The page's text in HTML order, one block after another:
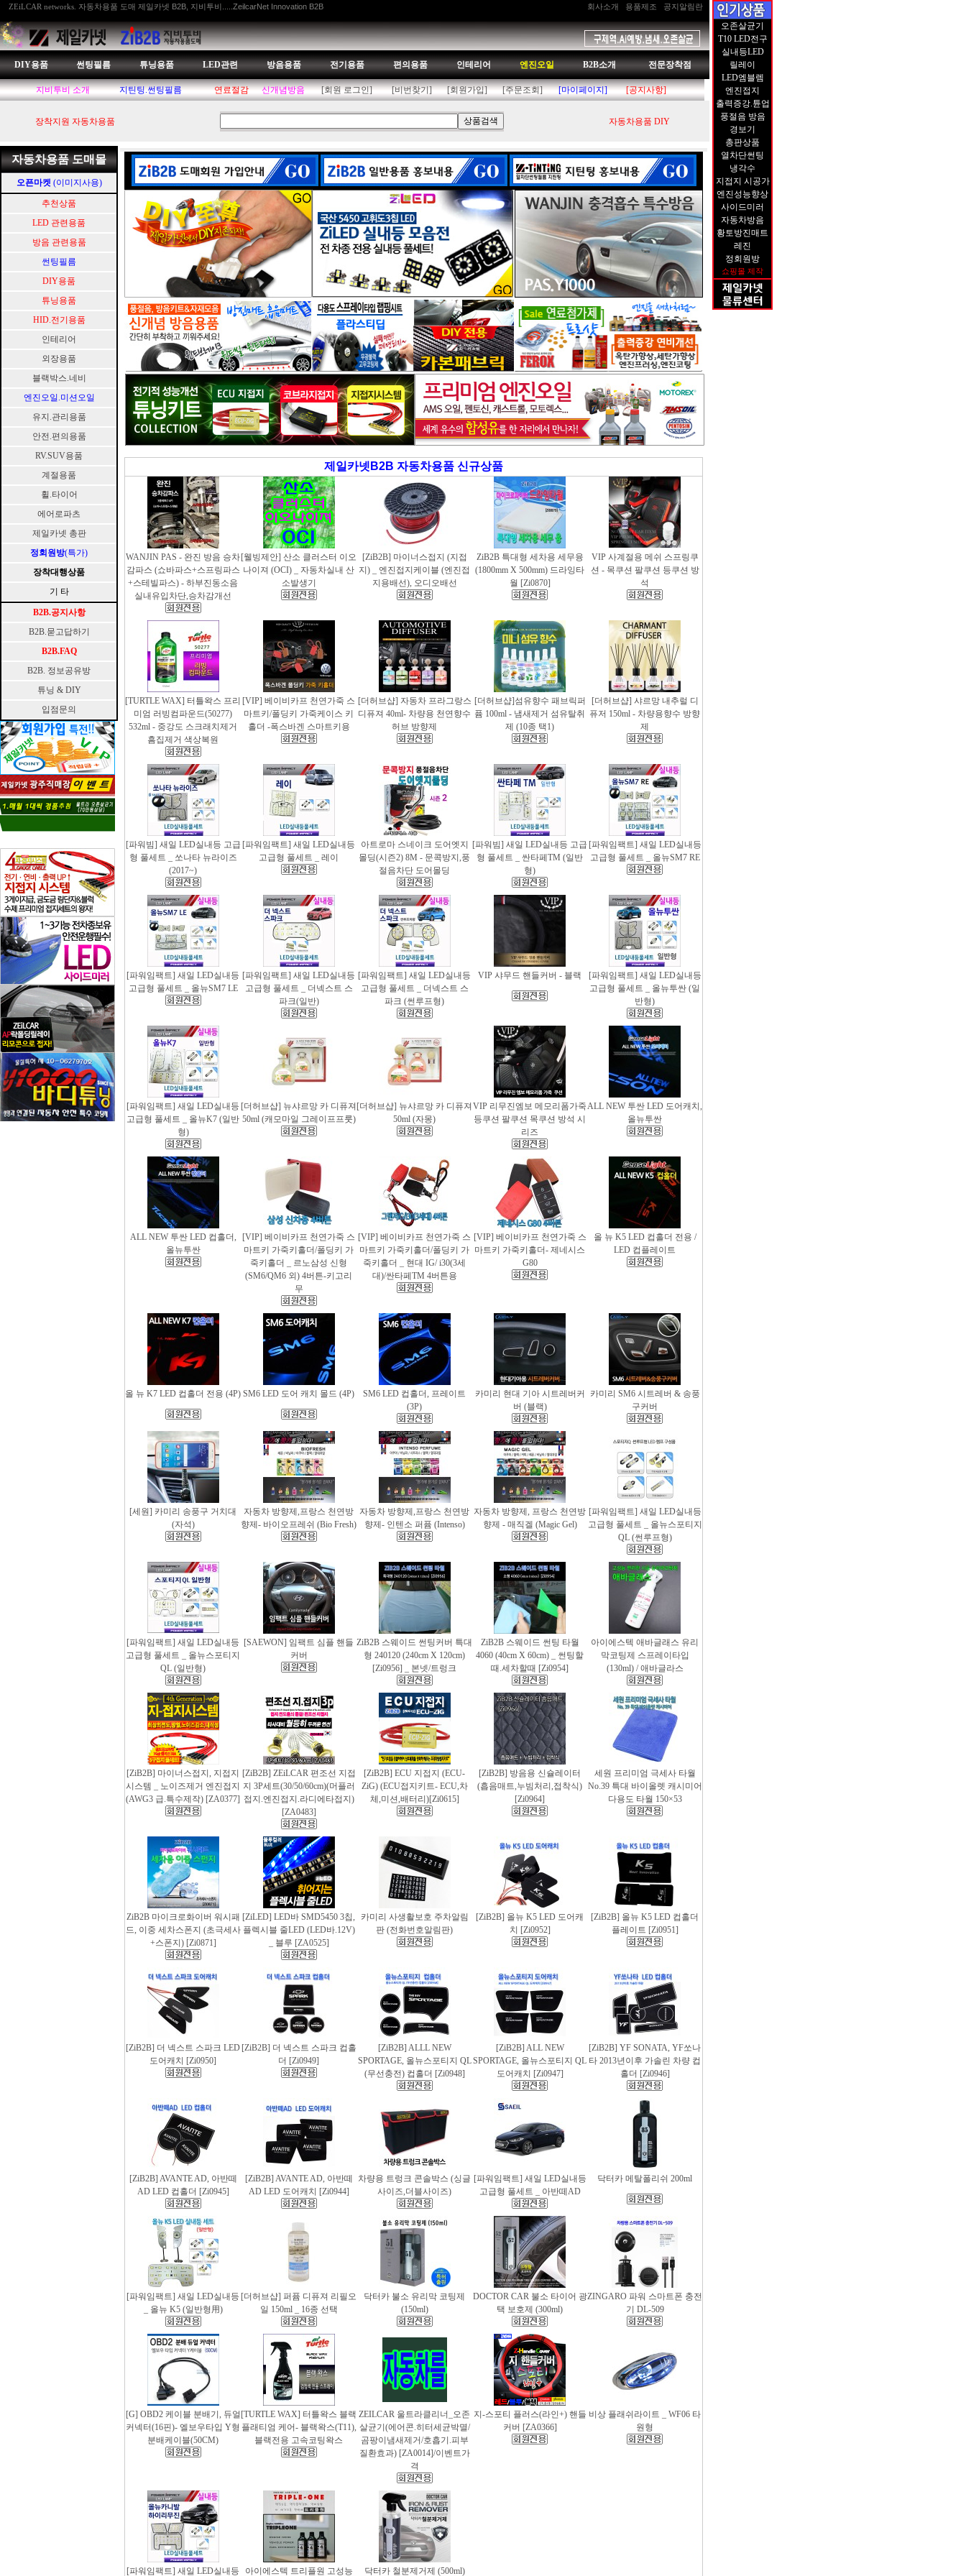
ZEiLCAR networks. 자동차용품 도매 제일카넷 B2B, 지비투비.....ZeilcarNet Innovation B2B 회사소개 용품제조 공지알림란
DIY용품 썬팅필름 튜닝용품 LED관련 방음용품 전기용품 편의용품 인테리어 엔진오일 B2B소개 전문장착점
지비투비 소개 지틴팅.썬팅필름 연료절감 신개념방음 [회원 로그인] [비번찾기] [회원가입] [주문조회] [마이페이지] [공지사항]
장착지원 자동차용품 자동차용품 DIY
자동차용품 도매몰
오픈마켓 (이미지사용)
추천상품
LED 관련용품
방음 관련용품
썬팅필름
DIY용품
튜닝용품
HID.전기용품
인테리어
외장용품
블랙박스.네비
엔진오일.미션오일
유지.관리용품
안전.편의용품
RV.SUV용품
계절용품
휠.타이어
에어로파츠
제일카넷 총판
정회원방(특가)
장착대행상품
기 타
B2B.공지사항
B2B.묻고답하기
B2B.FAQ
B2B. 정보공유방
튜닝 & DIY
입점문의
제일카넷B2B 자동차용품 신규상품
WANJIN PAS - 완진 방음 승차
감파스 (쇼바파스+스프링파스
+스테빌파스) - 하부진동소음
실내유입차단,승차감개선
[웰빙제안] 산소 클러스터 이오
나이져 (OCI) _ 자동차실내 산
소발생기
[ZiB2B] 마이너스접지 (지접
지) _ 엔진접지케이블 (엔진접
지용배선), 오디오배선
ZiB2B 특대형 세차용 세무융
(1800mm X 500mm) 드라잉타
월 [Zi0870]
VIP 사계절용 메쉬 스프링쿠
션 - 목쿠션 팔쿠션 등쿠션 방
석
[TURTLE WAX] 터틀왁스 프리
미엄 러빙컴파운드(50277)
532ml - 중강도 스크래치제거
흠집제거 색상복원
[VIP] 베이비카프 천연가죽 스
마트키/폴딩키 가죽케이스 키
홀더 -폭스바겐 스마트키용
[더허브샵] 자동차 프라그랑스
디퓨져 40ml- 차량용 천연향수
허브 방향제
[더허브샵]섬유향수 패브릭퍼
퓸 100ml - 냄새제거 섬유탈취
제 (10종 택1)
[더허브샵] 샤르망 내추럴 디
퓨저 150ml - 차량용향수 방향
제
[파워빔] 새일 LED실내등 고급
형 풀세트 _ 쏘나타 뉴라이즈
(2017~)
[파워임팩트] 새일 LED실내등
고급형 풀세트 _ 레이
아트로마 스네이크 도어엣지
몰딩(시즌2) 8M - 문콕방지,풍
절음차단 도어몰딩
[파워빔] 새일 LED실내등 고급
형 풀세트 _ 싼타페TM (일반
형)
[파워임팩트] 새일 LED실내등
고급형 풀세트 _ 올뉴SM7 RE
[파워임팩트] 새일 LED실내등
고급형 풀세트 _ 올뉴SM7 LE
[파워임팩트] 새일 LED실내등
고급형 풀세트 _ 더넥스트 스
파크(일반)
[파워임팩트] 새일 LED실내등
고급형 풀세트 _ 더넥스트 스
파크 (썬루프형)
VIP 샤무드 핸들커버 - 블랙
[파워임팩트] 새일 LED실내등
고급형 풀세트 _ 올뉴투싼 (일
반형)
[파워임팩트] 새일 LED실내등
고급형 풀세트 _ 올뉴K7 (일반
형)
[더허브샵] 뉴샤르망 카 디퓨져
50ml (캐모마일 그레이프프룻)
[더허브샵] 뉴샤르망 카 디퓨져
50ml (자몽)
VIP 리무진엠보 메모리폼가죽
등쿠션 팔쿠션 목쿠션 방석 시
리즈
ALL NEW 투싼 LED 도어캐치,
올뉴투싼
ALL NEW 투싼 LED 컵홀더,
올뉴투싼
[VIP] 베이비카프 천연가죽 스
마트키 가죽키홀더/폴딩키 가
죽키홀더 _ 르노삼성 신형
(SM6/QM6 외) 4버튼-키고리
무
[VIP] 베이비카프 천연가죽 스
마트키 가죽키홀더/폴딩키 가
죽키홀더 _ 현대 IG/ i30(3세
대)/싼타페TM 4버튼용
[VIP] 베이비카프 천연가죽 스
마트키 가죽키홀더- 제네시스
G80
올 뉴 K5 LED 컵홀더 전용 /
LED 컵플레이트
올 뉴 K7 LED 컵홀더 전용 (4P) SM6 LED 도어 캐치 몰드 (4P)
SM6 LED 컵홀더, 프레이트
(3P)
카미리 현대 기아 시트레버커
버 (블랙)
카미리 SM6 시트레버 & 송풍
구커버
[세원] 카미리 송풍구 거치대
(자석)
자동차 방향제,프랑스 천연방
향제- 바이오프레쉬 (Bio Fresh)
자동차 방향제,프랑스 천연방
향제- 인텐소 퍼퓸 (Intenso)
자동차 방향제, 프랑스 천연방
향제 - 매직겔 (Magic Gel)
[파워임팩트] 새일 LED실내등
고급형 풀세트 _ 올뉴스포티지
QL (썬루프형)
[파워임팩트] 새일 LED실내등
고급형 풀세트 _ 올뉴스포티지
QL (일반형)
[SAEWON] 임팩트 심플 핸들
커버
ZiB2B 스웨이드 썬팅커버 특대
형 240120 (240cm X 120cm)
[Zi0956] _ 본넷/트렁크
ZiB2B 스웨이드 썬팅 타월
4060 (40cm X 60cm) _ 썬팅할
때.세차할때 [Zi0954]
아이에스텍 애바글래스 유리
막코팅제 스프레이타입
(130ml) / 애바글라스
[ZiB2B] 마이너스접지, 지접지
시스템 _ 노이즈제거 엔진접지
(AWG3 급.특수제작) [ZA0377]
[ZiB2B] ZEiLCAR 편조선 지접
지 3P세트(30/50/60cm)(머플러
접지.엔진접지.라디에타접지)
[ZA0483]
[ZiB2B] ECU 지접지 (ECU-
ZiG) (ECU접지키트- ECU,차
체,미션,배터리)[Zi0615]
[ZiB2B] 방음용 신슐레이터
(흡음매트,누빔처리,접착식)
[Zi0964]
세원 프리미엄 극세사 타월
No.39 특대 바이올렛 캐시미어
다용도 타월 150×53
ZiB2B 마이크로화이버 워시패
드, 이중 세차스폰지 (초극세사
+스폰지) [Zi0871]
[ZiLED] LED바 SMD5450 3칩,
플렉시블 줄LED (LED바.12V)
_ 블루 [ZA0525]
카미리 사생활보호 주차알림
판 (전화번호알림판)
[ZiB2B] 올뉴 K5 LED 도어캐
치 [Zi0952]
[ZiB2B] 올뉴 K5 LED 컵홀더
플레이트 [Zi0951]
[ZiB2B] 더 넥스트 스파크 LED
도어캐치 [Zi0950]
[ZiB2B] 더 넥스트 스파크 컵홀
더 [Zi0949]
[ZiB2B] ALLL NEW
SPORTAGE, 올뉴스포티지 QL
(무선충전) 컵홀더 [Zi0948]
[ZiB2B] ALL NEW
SPORTAGE, 올뉴스포티지 QL
도어캐치 [Zi0947]
[ZiB2B] YF SONATA, YF쏘나
타 2013년이후 가솔린 차량 컵
홀더 [Zi0946]
[ZiB2B] AVANTE AD, 아반떼
AD LED 컵홀더 [Zi0945]
[ZiB2B] AVANTE AD, 아반떼
AD LED 도어캐치 [Zi0944]
차량용 트렁크 콘솔박스 (싱글
사이즈,더블사이즈)
[파워임팩트] 새일 LED실내등
고급형 풀세트 _ 아반떼AD
닥터카 메탈폴리쉬 200ml
[파워임팩트] 새일 LED실내등
_ 올뉴 K5 (일반형用)
[더허브샵] 퍼퓸 디퓨져 리필오
일 150ml _ 16종 선택
닥터카 불소 유리막 코팅제
(150ml)
DOCTOR CAR 불소 타이어 광
택 보호제 (300ml)
ZINGARO 파워 스마트폰 충전
기 DL-509
[G] OBD2 케이블 분배기, 듀얼
커넥터(16핀)- 엘보우타입 Y형
분배케이블(50CM)
[TURTLE WAX] 터틀왁스 블랙
플래티엄 케어- 블랙왁스(T11),
블랙전용 고속코팅왁스
ZEILCAR 울트라클리너_오존
살균기(에어콘.히터세균박멸/
곰팡이냄새제거/호흡기.피부
질환효과) [ZA0014]/이벤트가
격
지-스포티 플러스(라인+) 핸들
커버 [ZA0366]
비상 플래쉬라이트 _ WF06 타
원형
[파워임팩트] 새일 LED실내등 아이에스텍 트리플원 고성능 닥터카 철분제거제 (500ml)
오존살균기
T10 LED전구
실내등LED
릴레이
LED엠블렘
엔진접지
출력증강.튠업
풍절음 방음
경보기
총판상품
열차단썬팅
냉각수
지접지 시공가
엔진성능향상
사이드미러
자동차방음
황토방진매트
레진
정회원방
쇼핑몰 제작